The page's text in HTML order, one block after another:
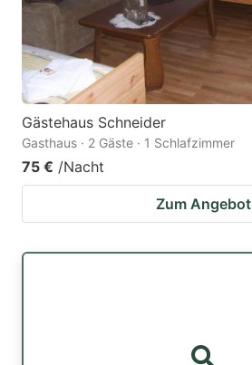
Gästehaus Schneider
Gasthaus · 2 Gäste · 1 Schlafzimmer
75 € /Nacht
Zum Angebot